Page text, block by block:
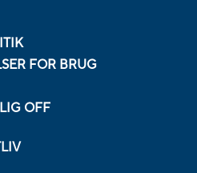
FOR BRUG
OFF